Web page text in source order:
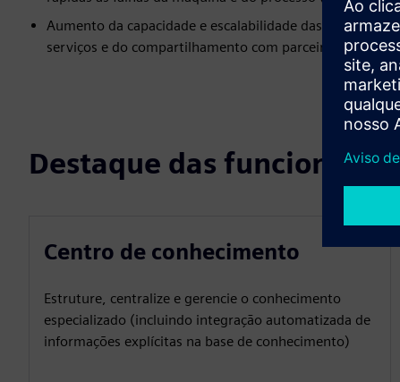
Aumento da capacidade e escalabilidade das
serviços e do compartilhamento com parceiros globais
Destaque das
Centro de conhecimento
Estruture, centralize e gerencie o conhecimento
especializado (incluindo integração automatizada de
informações explícitas na base de conhecimento)